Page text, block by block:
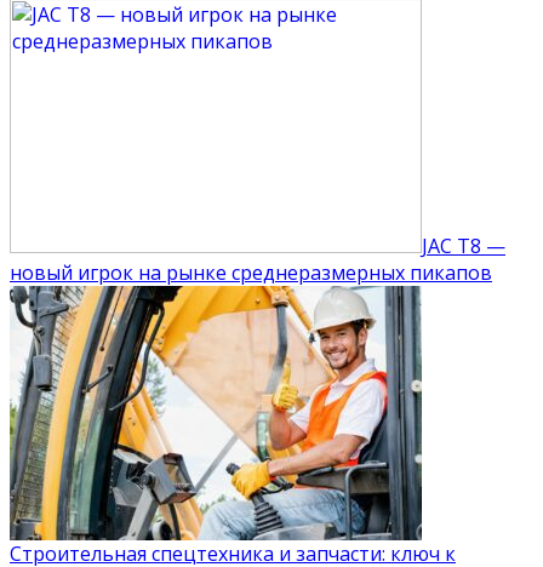
JAC T8 —
новый игрок на рынке среднеразмерных пикапов
Строительная спецтехника и запчасти: ключ к